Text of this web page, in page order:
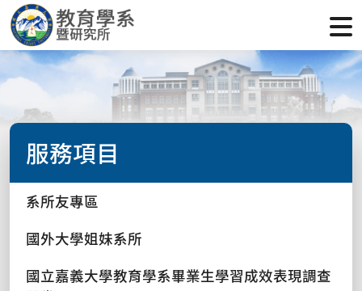
服務項目
系所友專區
國外大學姐妹系所
國立嘉義大學教育學系畢業生學習成效表現調查